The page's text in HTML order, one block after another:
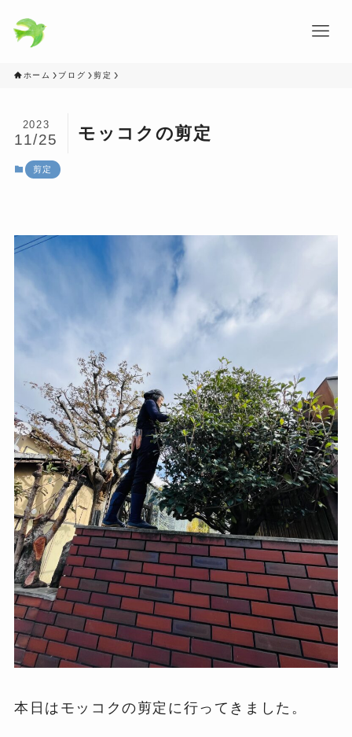
ホーム ブログ 剪定
モッコクの剪定
2023
11/25
剪定
本日はモッコクの剪定に行ってきました。